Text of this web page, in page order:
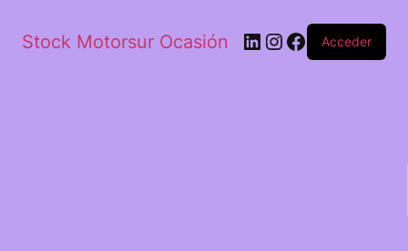
Stock Motorsur Ocasión Acceder